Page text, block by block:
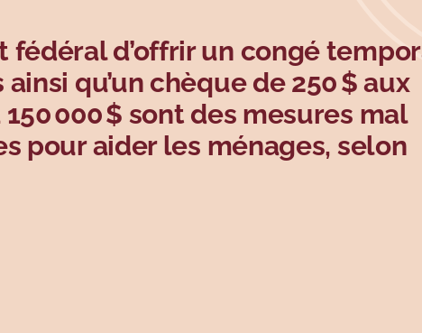
fédéral d’offrir un congé
qu’un chèque de 250 $ aux
000 $ sont des mesures mal
pour aider les ménages, selon